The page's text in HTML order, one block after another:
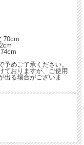
70cm
めご了承ください。
ておりますが、ご使用
出る場合がございま